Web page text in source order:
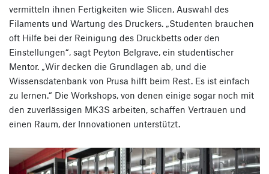
vermitteln ihnen Fertigkeiten wie Slicen, Auswahl des
Filaments und Wartung des Druckers. „Studenten brauchen
oft Hilfe bei der Reinigung des Druckbetts oder den
Einstellungen“, sagt Peyton Belgrave, ein studentischer
Mentor. „Wir decken die Grundlagen ab, und die
Wissensdatenbank von Prusa hilft beim Rest. Es ist einfach
zu lernen.“ Die Workshops, von denen einige sogar noch mit
den zuverlässigen MK3S arbeiten, schaffen Vertrauen und
einen Raum, der Innovationen unterstützt.